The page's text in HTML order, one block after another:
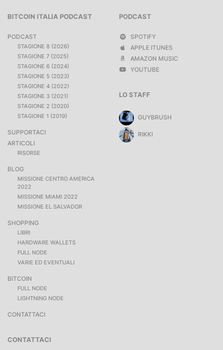
BITCOIN ITALIA PODCAST
PODCAST
STAGIONE 8 (2026)
STAGIONE 7 (2025)
STAGIONE 6 (2024)
STAGIONE 5 (2023)
STAGIONE 4 (2022)
STAGIONE 3 (2021)
STAGIONE 2 (2020)
STAGIONE 1 (2019)
SUPPORTACI
ARTICOLI
RISORSE
BLOG
MISSIONE CENTRO AMERICA
2022
MISSIONE MIAMI 2022
MISSIONE EL SALVADOR
SHOPPING
LIBRI
HARDWARE WALLETS
FULL NODE
VARIE ED EVENTUALI
BITCOIN
FULL NODE
LIGHTNING NODE
CONTATTACI
PODCAST
SPOTIFY
APPLE ITUNES
AMAZON MUSIC
YOUTUBE
CONTATTACI
LO STAFF
GUYBRUSH
RIKKI